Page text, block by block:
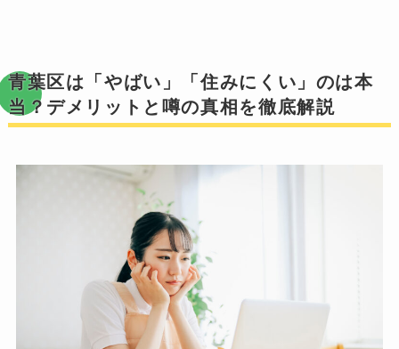
青葉区は「やばい」「住みにくい」のは本
当？デメリットと噂の真相を徹底解説